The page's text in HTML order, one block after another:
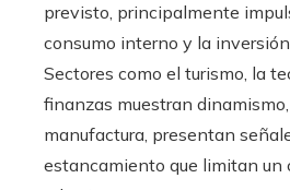
previsto, principalmente
consumo interno y la
Sectores como el turismo, la
finanzas muestran
manufactura, presentan
estancamiento que limitan un